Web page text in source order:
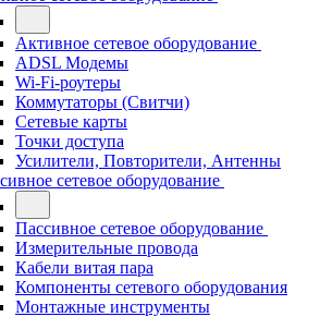
Активное сетевое оборудование
ADSL Модемы
Wi-Fi-роутеры
Коммутаторы (Свитчи)
Сетевые карты
Точки доступа
Усилители, Повторители, Антенны
сетевое оборудование
Пассивное сетевое оборудование
Измерительные провода
Кабели витая пара
Компоненты сетевого оборудования
Монтажные инструменты